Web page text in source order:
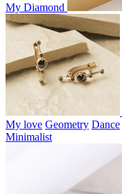
My Diamond
My love Geometry Dance
Minimalist